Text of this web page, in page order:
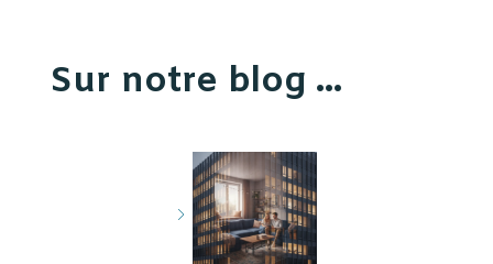
Sur notre blog ...